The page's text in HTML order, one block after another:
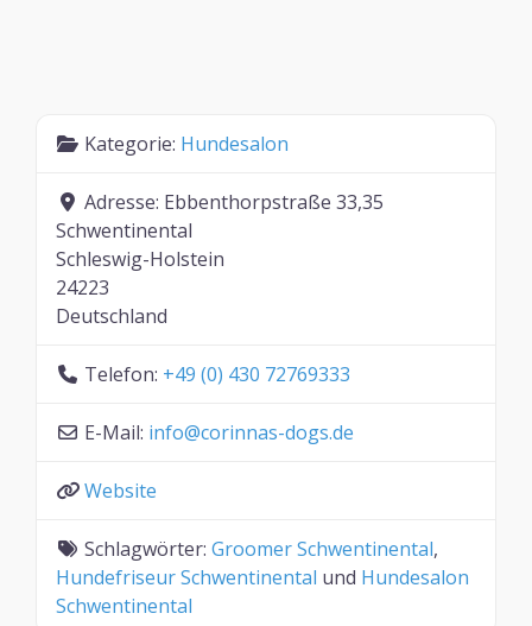
Kategorie: Hundesalon
Adresse: Ebbenthorpstraße 33,35
Schwentinental
Schleswig-Holstein
24223
Deutschland
Telefon: +49 (0) 430 72769333
E-Mail: info@corinnas-dogs.de
Website
Schlagwörter: Groomer Schwentinental,
Hundefriseur Schwentinental und Hundesalon
Schwentinental